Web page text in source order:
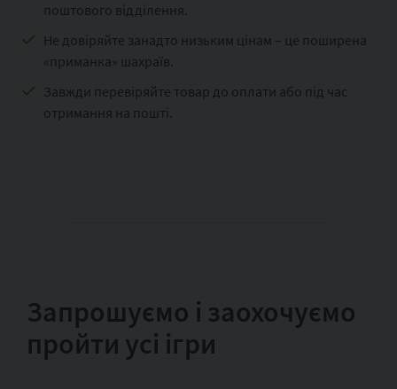
поштового відділення.
Не довіряйте занадто низьким цінам – це поширена
«приманка» шахраїв.
Завжди перевіряйте товар до оплати або під час
отримання на пошті.
Запрошуємо і заохочуємо
пройти усі ігри